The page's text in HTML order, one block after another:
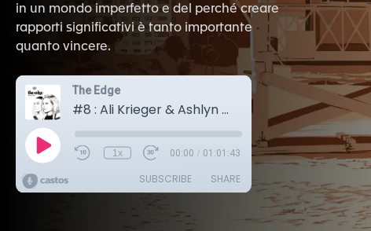
in un mondo imperfetto e del perché creare
rapporti significativi è tanto importante
quanto vincere.